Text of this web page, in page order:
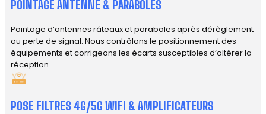
POINTAGE ANTENNE & PARABOLES
Pointage d’antennes râteaux et paraboles après dérèglement
ou perte de signal. Nous contrôlons le positionnement des
équipements et corrigeons les écarts susceptibles d’altérer la
réception.
POSE FILTRES 4G/5G WIFI & AMPLIFICATEURS